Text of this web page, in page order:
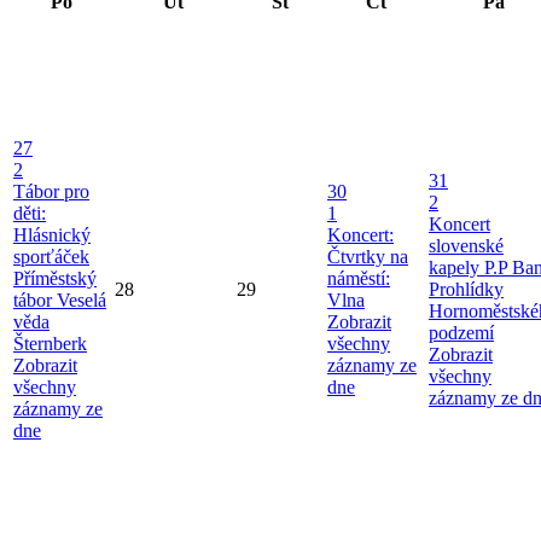
27
2
Tábor pro
děti:
Hlásnický
sporťáček
Příměstský
tábor Veselá
věda
Šternberk
Zobrazit
všechny
záznamy ze
dne
28 29
30
1
Koncert:
Čtvrtky na
náměstí:
Vlna
Zobrazit
všechny
záznamy ze
dne
31
2
Koncert
slovenské
kapely P.P
Prohlídky
podzemí
Zobrazit
všechny
záznamy ze